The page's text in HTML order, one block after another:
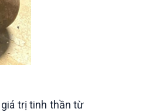
trị tinh thần từ